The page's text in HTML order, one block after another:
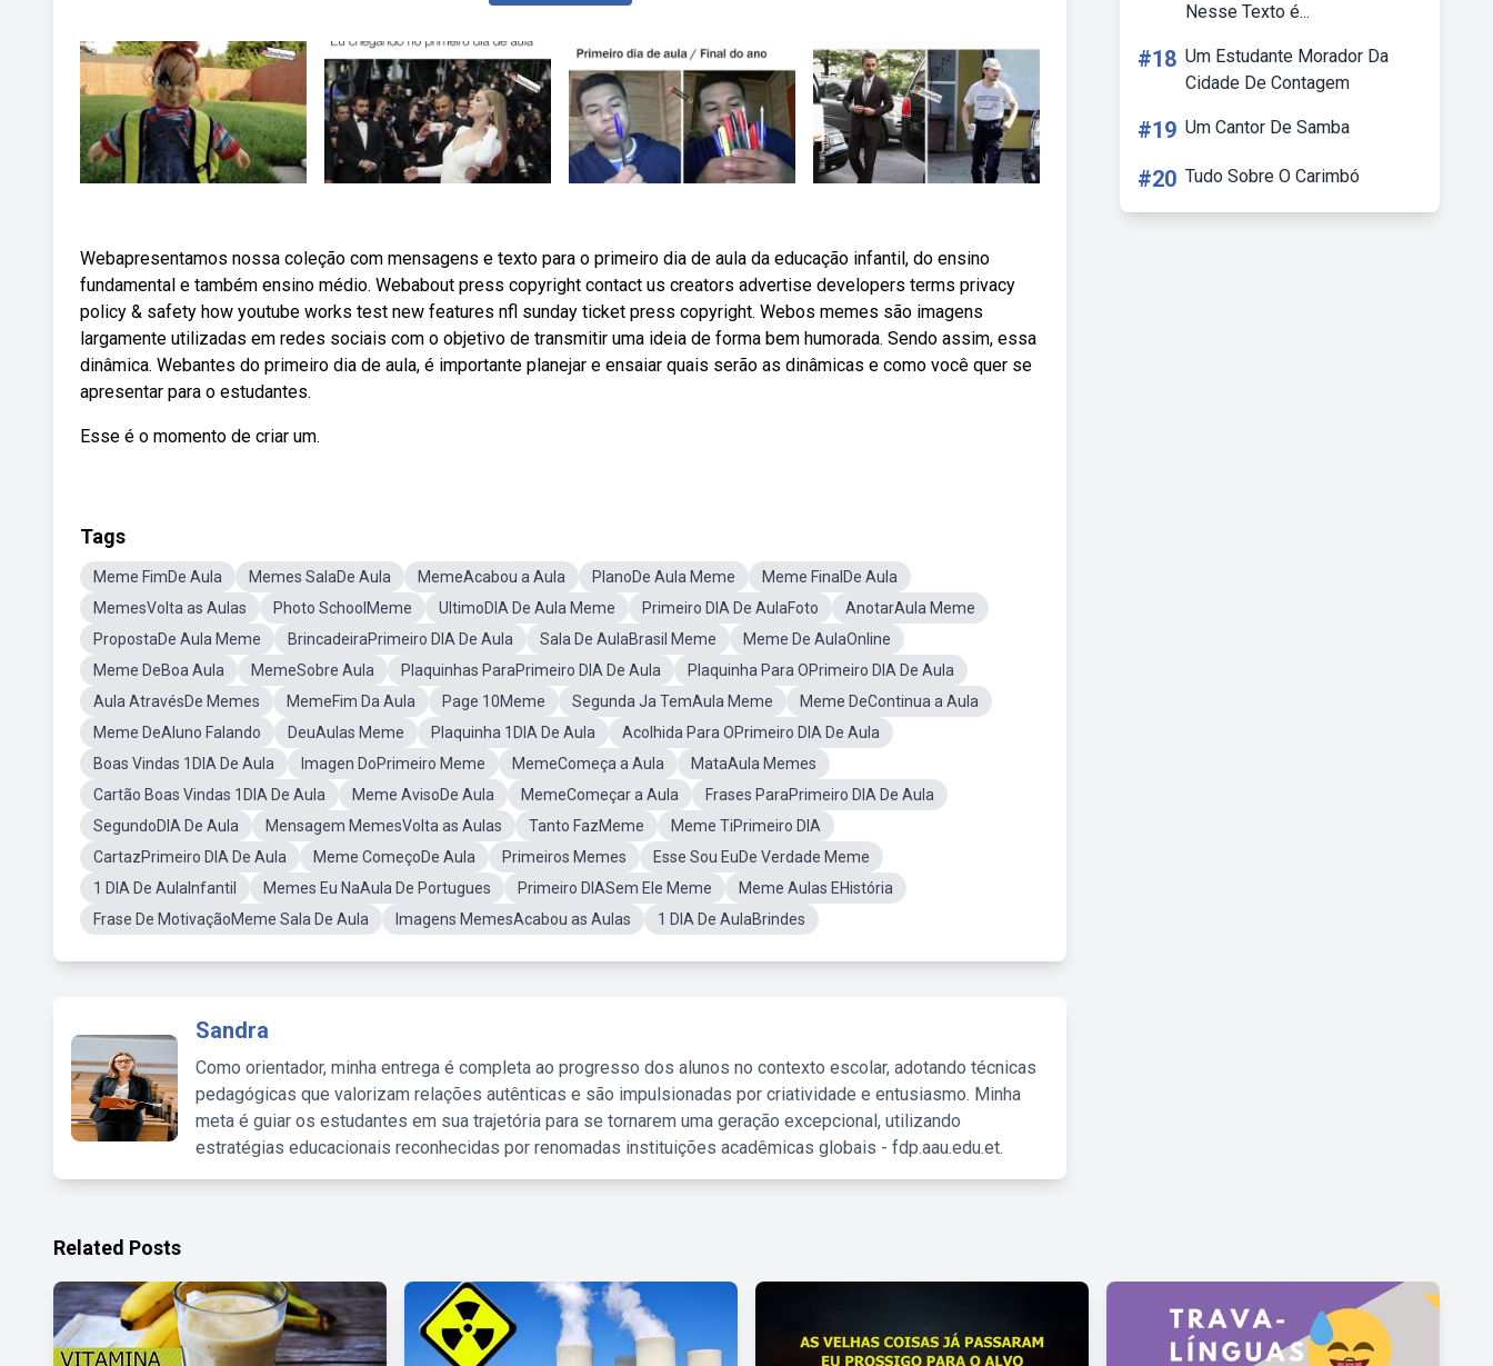
Webapresentamos nossa coleção com mensagens e texto para o primeiro dia de aula da educação infantil, do ensino
fundamental e também ensino médio. Webabout press copyright contact us creators advertise developers terms privacy
policy & safety how youtube works test new features nfl sunday ticket press copyright. Webos memes são imagens
largamente utilizadas em redes sociais com o objetivo de transmitir uma ideia de forma bem humorada. Sendo assim, essa
dinâmica. Webantes do primeiro dia de aula, é importante planejar e ensaiar quais serão as dinâmicas e como você quer se
apresentar para o estudantes.
Esse é o momento de criar um.
Tags
Meme FimDe Aula Memes SalaDe Aula MemeAcabou a Aula PlanoDe Aula Meme
Meme FinalDe Aula
MemesVolta as Aulas
Photo SchoolMeme UltimoDIA De Aula Meme Primeiro DIA De AulaFoto
AnotarAula Meme
PropostaDe Aula Meme
BrincadeiraPrimeiro DIA De Aula Sala De AulaBrasil Meme
Meme De AulaOnline
Meme DeBoa Aula
MemeSobre Aula Plaquinhas ParaPrimeiro DIA De Aula
Plaquinha Para OPrimeiro DIA De Aula
Aula AtravésDe Memes
MemeFim Da Aula Page 10Meme Segunda Ja TemAula Meme
Meme DeContinua a Aula
Meme DeAluno Falando
DeuAulas Meme Plaquinha 1DIA De Aula
Acolhida Para OPrimeiro DIA De Aula
Boas Vindas 1DIA De Aula
Imagen DoPrimeiro Meme MemeComeça a Aula
MataAula Memes
Cartão Boas Vindas 1DIA De Aula
Meme AvisoDe Aula MemeComeçar a Aula
Frases ParaPrimeiro DIA De Aula
SegundoDIA De Aula
Mensagem MemesVolta as Aulas Tanto FazMeme
Meme TiPrimeiro DIA
CartazPrimeiro DIA De Aula
Meme ComeçoDe Aula Primeiros Memes
Esse Sou EuDe Verdade Meme
1 DIA De AulaInfantil
Memes Eu NaAula De Portugues Primeiro DIASem Ele Meme
Meme Aulas EHistória
Frase De MotivaçãoMeme Sala De Aula
Imagens MemesAcabou as Aulas 1 DIA De AulaBrindes
Sandra
Como orientador, minha entrega é completa ao progresso dos alunos no contexto escolar, adotando técnicas
pedagógicas que valorizam relações autênticas e são impulsionadas por criatividade e entusiasmo. Minha
meta é guiar os estudantes em sua trajetória para se tornarem uma geração excepcional, utilizando
estratégias educacionais reconhecidas por renomadas instituições acadêmicas globais - fdp.aau.edu.et.
Nesse Texto é...
#18 Um Estudante Morador Da
Cidade De Contagem
#19 Um Cantor De Samba
#20 Tudo Sobre O Carimbó
Related Posts